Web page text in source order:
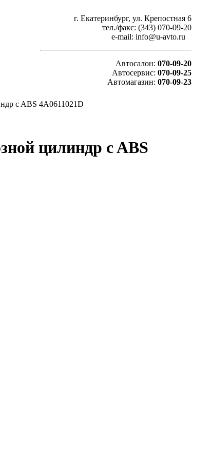
г. Екатеринбург, ул. Крепостная 6
тел./факс: (343) 070-09-20
e-mail: info@u-avto.ru
Автосалон: 070-09-20
Автосервис: 070-09-25
Автомагазин: 070-09-23
c ABS 4A0611021D
цилиндр c ABS